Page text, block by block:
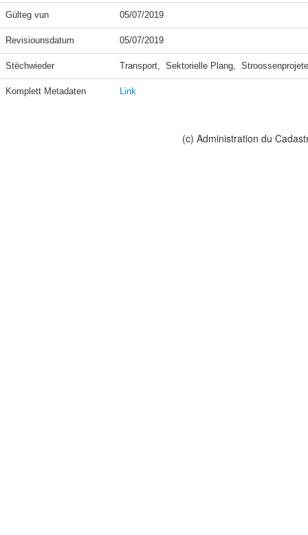
Gülteg vun 05/07/2019
Revisiounsdatum 05/07/2019
Stëchwieder Transport,  Sektorielle Plang,
Komplett Metadaten Link
(c) Administration du